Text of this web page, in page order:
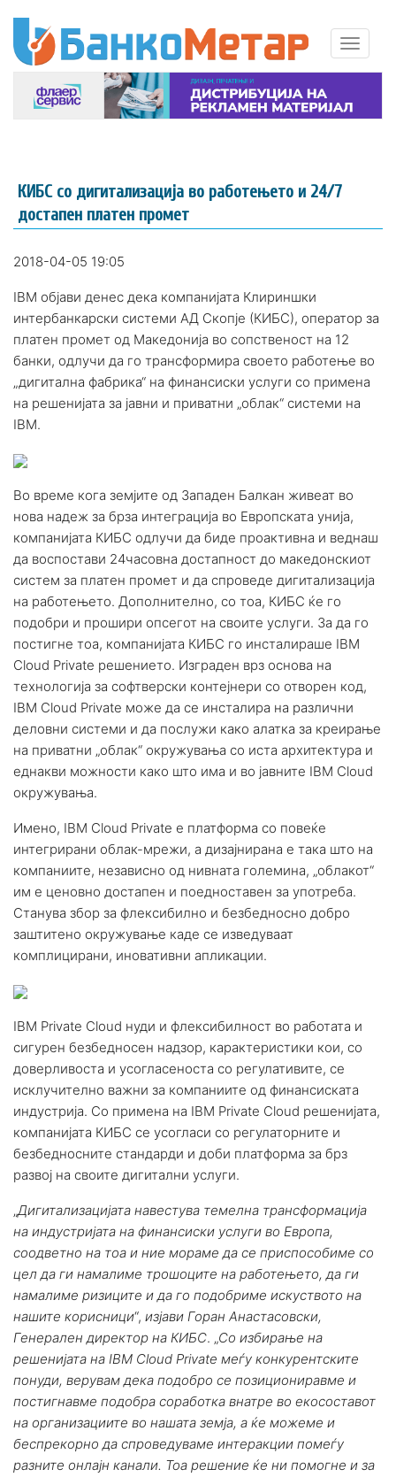
КИБС сo дигитализација во работењето и 24/7
достапен платен промет
2018-04-05 19:05
IBM објави денес дека компанијата Клириншки
интербанкарски системи АД Скопје (КИБС), оператор за
платен промет од Македонија во сопственост на 12
банки, одлучи да го трансформира своето работење во
„дигитална фабрика“ на финансиски услуги со примена
на решенијата за јавни и приватни „облак“ системи на
IBM.
Во време кога земјите од Западен Балкан живеат во
нова надеж за брза интеграција во Европската унија,
компанијата КИБС одлучи да биде проактивна и веднаш
да воспостави 24часовна достапност до македонскиот
систем за платен промет и да спроведе дигитализација
на работењето. Дополнително, со тоа, КИБС ќе го
подобри и прошири опсегот на своите услуги. За да го
постигне тоа, компанијата КИБС го инсталираше IBM
Cloud Private решението. Изграден врз основа на
технологија за софтверски контејнери со отворен код,
IBM Cloud Private може да се инсталира на различни
деловни системи и да послужи како алатка за креирање
на приватни „облак“ окружувања со иста архитектура и
еднакви можности како што има и во јавните IBM Cloud
окружувања.
Имено, IBM Cloud Private е платформа со повеќе
интегрирани облак-мрежи, а дизајнирана е така што на
компаниите, независно од нивната големина, „облакот“
им е ценовно достапен и поедноставен за употреба.
Станува збор за флексибилно и безбедносно добро
заштитено окружување каде се изведуваат
комплицирани, иновативни апликации.
IBM Private Cloud нуди и флексибилност во работата и
сигурен безбедносен надзор, карактеристики кои, со
доверливоста и усогласеноста со регулативите, се
исклучително важни за компаниите од финансиската
индустрија. Со примена на IBM Private Cloud решенијата,
компанијата КИБС се усогласи со регулаторните и
безбедносните стандарди и доби платформа за брз
развој на своите дигитални услуги.
„Дигитализацијата навестува темелна трансформација
на индустријата на финансиски услуги во Европа,
соодветно на тоа и ние мораме да се приспособиме со
цел да ги намалиме трошоците на работењето, да ги
намалиме ризиците и да го подобриме искуството на
нашите корисници“, изјави Горан Анастасовски,
Генерален директор на КИБС. „Со избирање на
решенијата на IBM Cloud Private меѓу конкурентските
понуди, верувам дека подобро се позициониравме и
постигнавме подобра соработка внатре во екосоставот
на организациите во нашата земја, а ќе можеме и
беспрекорно да спроведуваме интеракции помеѓу
разните онлајн канали. Тоа решение ќе ни помогне и за